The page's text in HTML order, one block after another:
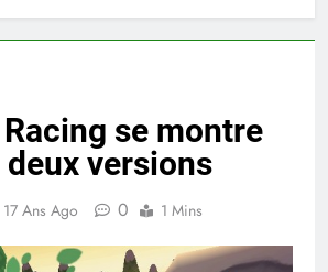
se montre
deux versions
17 Ans Ago 0 1 Mins